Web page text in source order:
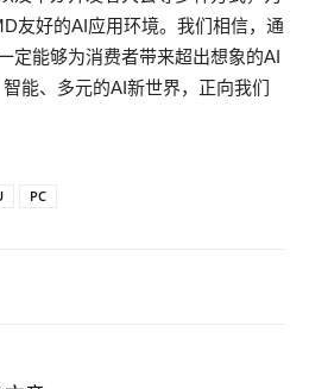
友好的AI应用环境。我们相信，通
定能够为消费者带来超出想象的AI
能、多元的AI新世界，正向我们
PC